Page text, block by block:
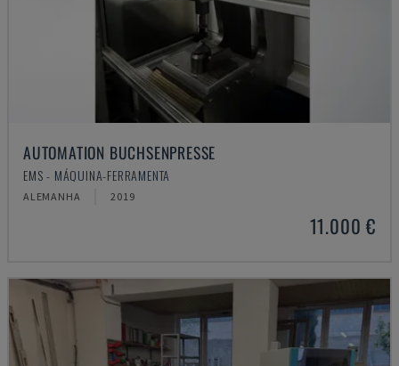
AUTOMATION BUCHSENPRESSE
EMS - MÁQUINA-FERRAMENTA
ALEMANHA 2019
11.000 €